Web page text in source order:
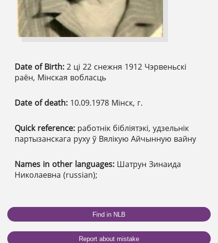
Date of Birth: 2 ці 22 снежня 1912 Чэрвеньскі
раён, Мінская вобласць
Date of death: 10.09.1978 Мінск, г.
Quick reference: работнік бібліятэкі, удзельнік
партызанскага руху ў Вялікую Айчынную вайну
Names in other languages: Шатрун Зинаида
Николаевна (russian);
Find in NLB
Report about mistake